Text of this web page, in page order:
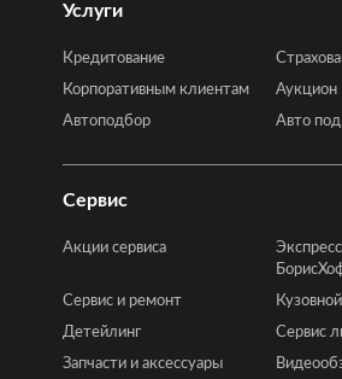
Услуги
Кредитование
Корпоративным клиентам
Аукцион
Автоподбор
Авто под
Сервис
Акции сервиса
Сервис и ремонт
Детейлинг
Сервис
Запчасти и аксессуары